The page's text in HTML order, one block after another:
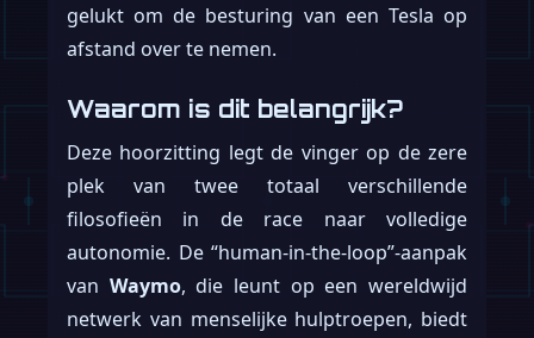
gelukt om de besturing van een Tesla op
afstand over te nemen.
Waarom is dit belangrijk?
Deze hoorzitting legt de vinger op de zere
plek van twee totaal verschillende
filosofieën in de race naar volledige
autonomie. De “human-in-the-loop”-aanpak
van Waymo, die leunt op een wereldwijd
netwerk van menselijke hulptroepen, biedt